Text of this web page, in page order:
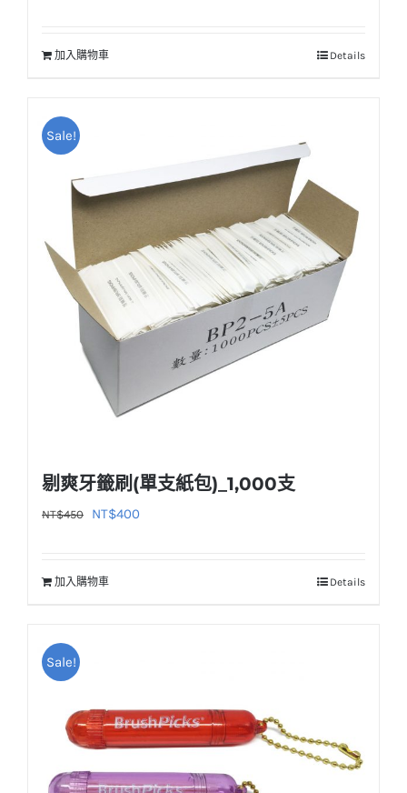
格：
加入購物車 Details
Sale!
剔爽牙籤刷(單支紙包)_1,000支
NT$450
原
格：
NT$400
加入購物車 Details
Sale!